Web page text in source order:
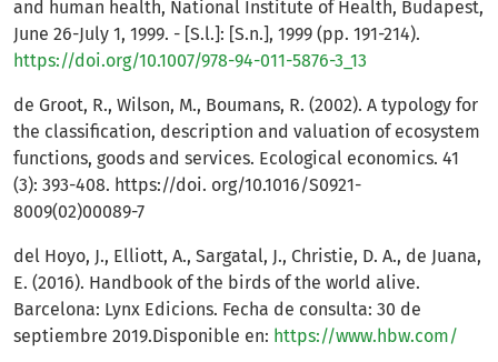
and human health, National Institute of Health, Budapest,
June 26-July 1, 1999. - [S.l.]: [S.n.], 1999 (pp. 191-214).
https://doi.org/10.1007/978-94-011-5876-3_13
de Groot, R., Wilson, M., Boumans, R. (2002). A typology for
the classification, description and valuation of ecosystem
functions, goods and services. Ecological economics. 41
(3): 393-408. https://doi. org/10.1016/S0921-
8009(02)00089-7
del Hoyo, J., Elliott, A., Sargatal, J., Christie, D. A., de Juana,
E. (2016). Handbook of the birds of the world alive.
Barcelona: Lynx Edicions. Fecha de consulta: 30 de
septiembre 2019.Disponible en: https://www.hbw.com/